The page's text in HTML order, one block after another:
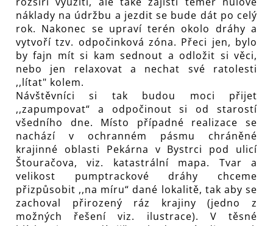
náklady na údržbu a jezdit se bude dát po celý
rok. Nakonec se upraví terén okolo dráhy a
vytvoří tzv. odpočinková zóna. Přeci jen, bylo
by fajn mít si kam sednout a odložit si věci,
nebo jen relaxovat a nechat své ratolesti
,,lítat" kolem.
Návštěvníci si tak budou moci přijet
,,zapumpovat“ a odpočinout si od starostí
všedního dne. Místo případné realizace se
nachází v ochranném pásmu chráněné
krajinné oblasti Pekárna v Bystrci pod ulicí
Štouračova, viz. katastrální mapa. Tvar a
velikost pumptrackové dráhy chceme
přizpůsobit ,,na míru“ dané lokalitě, tak aby se
zachoval přirozený ráz krajiny (jedno z
možných řešení viz. ilustrace). V těsné